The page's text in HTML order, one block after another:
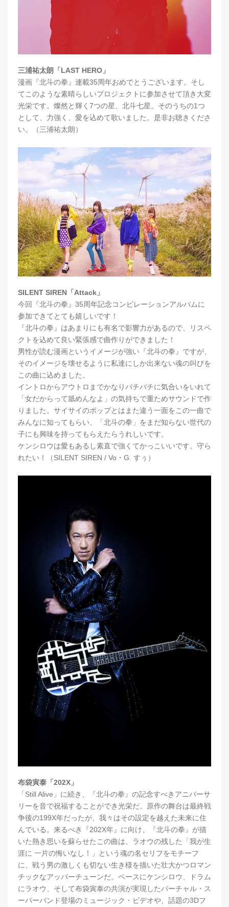
三浦祐太朗「LAST HERO」
漫画『北斗の拳』連載35周年おめでとうございます。そし
てこのような素晴らしいプロジェクトに参加させて頂き大変
光栄です。燦然と輝く7つの星、北斗七星。そのうちの1つ
として、力強く、愛を込めて歌いました。是非お聴きくださ
い。（三浦祐太朗）
SILENT SIREN「Attack」
今回『北斗の拳』35周年記念コンピレーションアルバムに
参加できてとても嬉しいです！
『北斗の拳』はあまりにも有名で影響力があるので、リスペ
クトを込めて良い緊張感で曲作りができました！
男性が読む漫画というイメージが強い『北斗の拳』ですが、
そのイメージを壊せるように私達にしか出来ない魂の叫びを
この曲に込めました。
イントロからアウトロまでかなりバチバチに気合いをいれて
「女だからって舐めんなよ」の気持ちで重ためサウンドで作
りました。サイサイのポップとはまた違う一面をこの一曲で
みんなに知ってもらい、「北斗の拳」をまだ知らない世代の
子にも興味を持ってもらえたらうれしいです。
ケンシロウは愛もあるし素直で強くてかっこいいです。守ら
れたい！（SILENT SIREN / Vo・G. すぅ）
布袋寅泰「202X」
「Still Alive」に続き、『北斗の拳』の記念すべきアニバーサ
リーを音で祝福することができ光栄だ。原作の舞台は最終戦
争後の199X年だったが、我々はその設定を越えた未来に住
んでいる。来るべき『202X年』に向け、『北斗の拳』が描
いた熱き思いを蘇らせたこの曲は、ラオウの残した「我が生
涯に 一片の悔いなし！」という魂の名セリフをモチーフ
に、戦う男の激しくも切ない生き様を描いた壮大かつロマン
チックなアッパーチューンだ。ベースにケンシロウ、ドラム
にラオウ、そして布袋寅泰の共演が実現したバーチャル・ス
ーパーバンド登場のミュージック・ビデオや、話題の3Dフ